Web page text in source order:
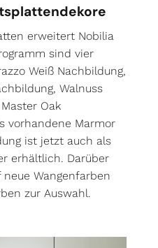
erweitert Nobilia
sind vier
Weiß Nachbildung,
Walnuss
Oak
vorhandene Marmor
ist jetzt auch als
erhältlich. Darüber
Wangenfarben
zur Auswahl.